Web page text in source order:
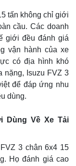
tấn không chỉ giới
cầu. Các doanh
giới đều đánh giá
vận hành của xe
có địa hình khó
nặng, Isuzu FVZ 3
để đáp ứng nhu
dùng.
Dùng Về Xe Tải
3 chân 6x4 15
Họ đánh giá cao